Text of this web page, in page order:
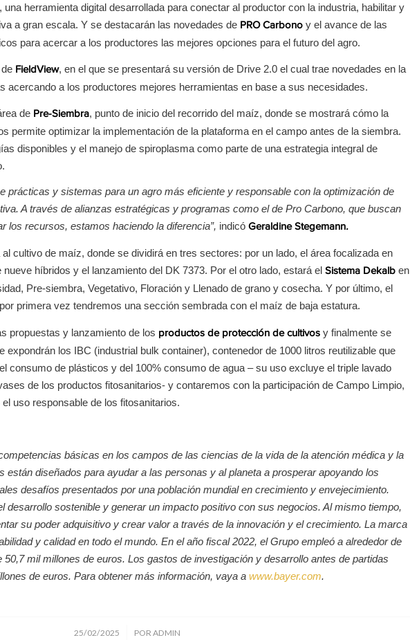
herramienta digital desarrollada para conectar al productor con la industria, habilitar y
a gran escala. Y se destacarán las novedades de PRO Carbono y el avance de las
para acercar a los productores las mejores opciones para el futuro del agro.
FieldView, en el que se presentará su versión de Drive 2.0 el cual trae novedades en la
acercando a los productores mejores herramientas en base a sus necesidades.
de Pre-Siembra, punto de inicio del recorrido del maíz, donde se mostrará cómo la
permite optimizar la implementación de la plataforma en el campo antes de la siembra.
disponibles y el manejo de spiroplasma como parte de una estrategia integral de
prácticas y sistemas para un agro más eficiente y responsable con la optimización de
A través de alianzas estratégicas y programas como el de Pro Carbono, que buscan
los recursos, estamos haciendo la diferencia”, indicó Geraldine Stegemann.
cultivo de maíz, donde se dividirá en tres sectores: por un lado, el área focalizada en
nueve híbridos y el lanzamiento del DK 7373. Por el otro lado, estará el Sistema Dekalb en
Pre-siembra, Vegetativo, Floración y Llenado de grano y cosecha. Y por último, el
primera vez tendremos una sección sembrada con el maíz de baja estatura.
propuestas y lanzamiento de los productos de protección de cultivos y finalmente se
expondrán los IBC (industrial bulk container), contenedor de 1000 litros reutilizable que
consumo de plásticos y del 100% consumo de agua – su uso excluye el triple lavado
de los productos fitosanitarios- y contaremos con la participación de Campo Limpio,
uso responsable de los fitosanitarios.
básicas en los campos de las ciencias de la vida de la atención médica y la
diseñados para ayudar a las personas y al planeta a prosperar apoyando los
desafíos presentados por una población mundial en crecimiento y envejecimiento.
desarrollo sostenible y generar un impacto positivo con sus negocios. Al mismo tiempo,
su poder adquisitivo y crear valor a través de la innovación y el crecimiento. La marca
y calidad en todo el mundo. En el año fiscal 2022, el Grupo empleó a alrededor de
mil millones de euros. Los gastos de investigación y desarrollo antes de partidas
de euros. Para obtener más información, vaya a www.bayer.com.
25/02/2025
/ PORADMIN